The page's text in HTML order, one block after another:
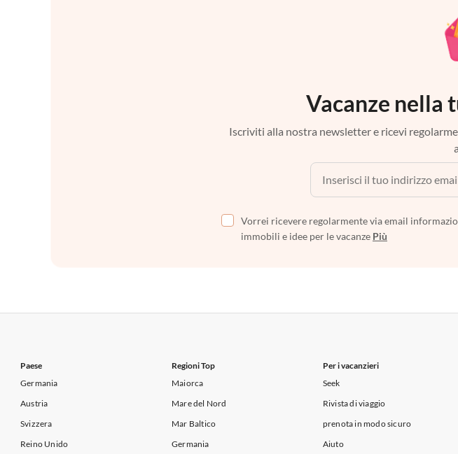
Vacanze nella
Iscriviti alla nostra newsletter e ricevi
Vorrei ricevere regolarmente via email
immobili e idee per le vacanze Più
Paese
Germania
Austria
Svizzera
Reino Unido
Regioni Top
Maiorca
Mare del Nord
Mar Baltico
Germania
Per i vacanzieri
Seek
Rivista di viaggio
prenota in modo sicuro
Aiuto